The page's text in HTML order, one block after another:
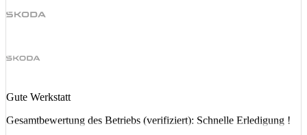
Gute Werkstatt
Gesamtbewertung des Betriebs (verifiziert): Schnelle Erledigung !